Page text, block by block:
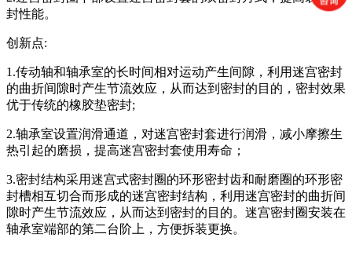
封性能。
创新点:
1.传动轴和轴承室的长时间相对运动产生间隙，利用迷宫密封
的曲折间隙时产生节流效应，从而达到密封的目的，密封效果
优于传统的橡胶垫密封;
2.轴承室设置润滑通道，对迷宫密封套进行润滑，减小摩擦生
热引起的磨损，提高迷宫密封套使用寿命；
3.密封结构采用迷宫式密封圈的环形密封齿和耐磨圈的环形密
封槽相互切合而形成的迷宫密封结构，利用迷宫密封的曲折间
隙时产生节流效应，从而达到密封的目的。迷宫密封圈安装在
轴承室端部的第二台阶上，方便拆装更换。